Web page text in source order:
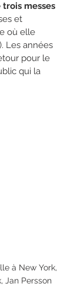
messes
et
où elle
Les années
pour le
qui la
à New York,
Jan Persson